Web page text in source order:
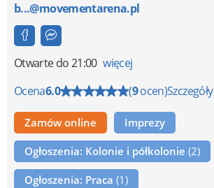
b...@movementarena.pl
Otwartedo 21:00 więcej
Ocena6.0 (9ocen)Szczegóły
Zamów online Imprezy
Ogłoszenia: Kolonie i półkolonie (2)
Ogłoszenia: Praca (1)